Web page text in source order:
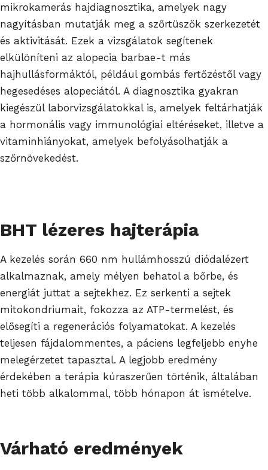
mikrokamerás hajdiagnosztika, amelyek nagy
nagyításban mutatják meg a szőrtüszők szerkezetét
és aktivitását. Ezek a vizsgálatok segítenek
elkülöníteni az alopecia barbae-t más
hajhullásformáktól, például gombás fertőzéstől vagy
hegesedéses alopeciától. A diagnosztika gyakran
kiegészül laborvizsgálatokkal is, amelyek feltárhatják
a hormonális vagy immunológiai eltéréseket, illetve a
vitaminhiányokat, amelyek befolyásolhatják a
szőrnövekedést.
BHT lézeres hajterápia
A kezelés során 660 nm hullámhosszú diódalézert
alkalmaznak, amely mélyen behatol a bőrbe, és
energiát juttat a sejtekhez. Ez serkenti a sejtek
mitokondriumait, fokozza az ATP-termelést, és
elősegíti a regenerációs folyamatokat. A kezelés
teljesen fájdalommentes, a páciens legfeljebb enyhe
melegérzetet tapasztal. A legjobb eredmény
érdekében a terápia kúraszerűen történik, általában
heti több alkalommal, több hónapon át ismételve.
Várható eredmények